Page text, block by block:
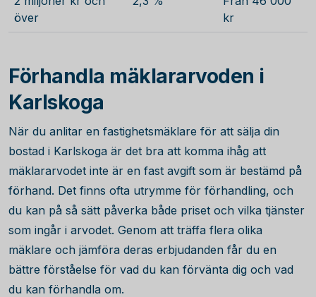
över
kr
Förhandla mäklararvoden i
Karlskoga
När du anlitar en fastighetsmäklare för att sälja din
bostad i Karlskoga är det bra att komma ihåg att
mäklararvodet inte är en fast avgift som är bestämd på
förhand. Det finns ofta utrymme för förhandling, och
du kan på så sätt påverka både priset och vilka tjänster
som ingår i arvodet. Genom att träffa flera olika
mäklare och jämföra deras erbjudanden får du en
bättre förståelse för vad du kan förvänta dig och vad
du kan förhandla om.